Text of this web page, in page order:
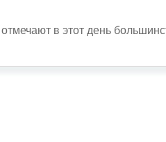
в этот день